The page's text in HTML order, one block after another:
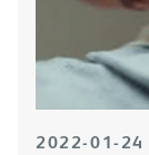
2022-01-24